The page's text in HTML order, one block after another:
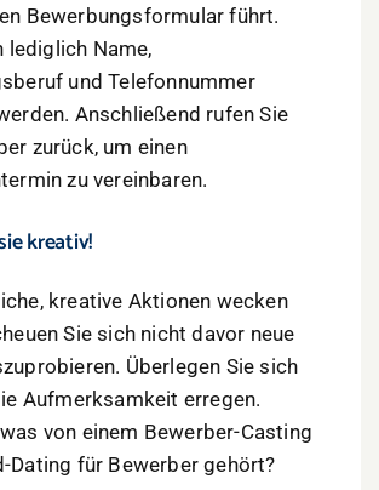
Bewerbungsformular führt.
lediglich Name,
und Telefonnummer
Anschließend rufen Sie
zurück, um einen
zu vereinbaren.
kreativ!
kreative Aktionen wecken
Sie sich nicht davor neue
Überlegen Sie sich
Aufmerksamkeit erregen.
von einem Bewerber-Casting
Dating für Bewerber gehört?